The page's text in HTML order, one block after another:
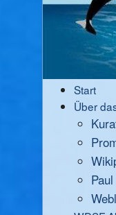
Start
Über